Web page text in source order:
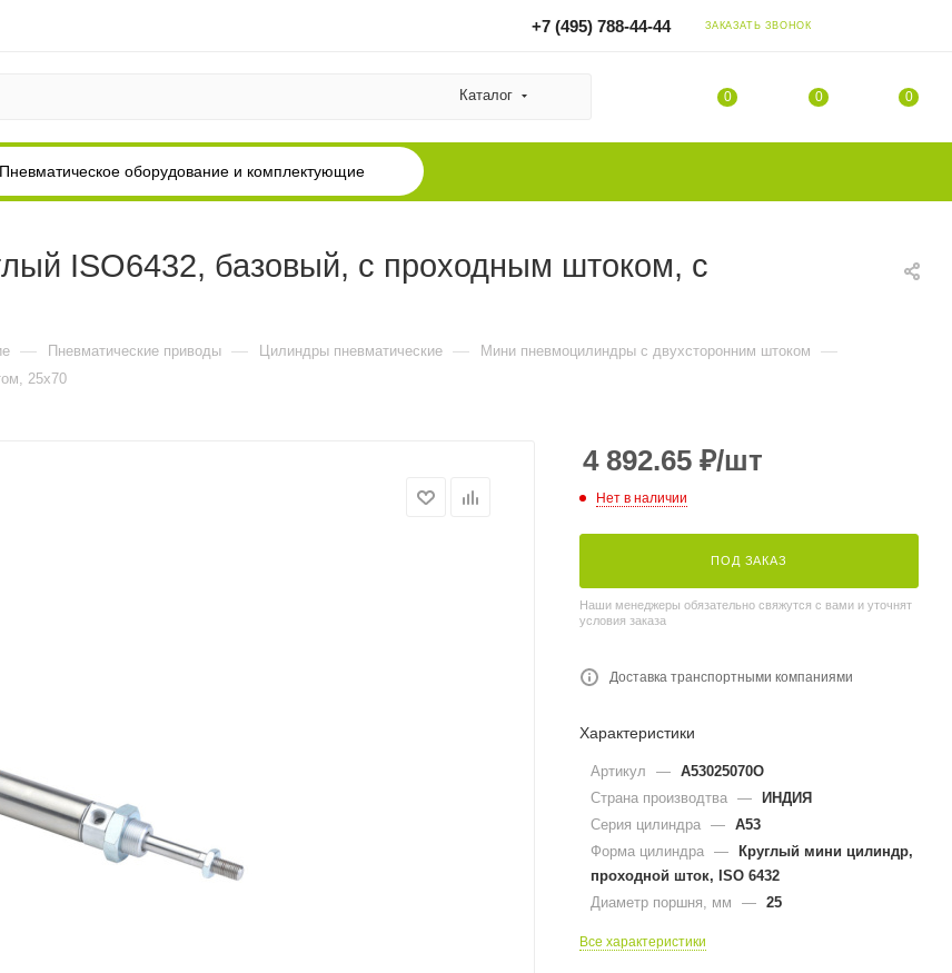
+7 (495) 788-44-44 ЗАКАЗАТЬ ЗВОНОК
Каталог 0 0 0
Пневматическое оборудование и комплектующие
ISO6432, базовый, с проходным штоком, с
— Пневматические приводы — Цилиндры пневматические — Мини пневмоцилиндры c двухсторонним штоком —
25x70
4 892.65 ₽/шт
Нет в наличии
ПОД ЗАКАЗ
Наши менеджеры обязательно свяжутся с вами и уточнят
условия заказа
Доставка транспортными компаниями
Характеристики
Артикул — A53025070O
Страна производтва — ИНДИЯ
Серия цилиндра — A53
Форма цилиндра — Круглый мини цилиндр,
проходной шток, ISO 6432
Диаметр поршня, мм
— 25
Все характеристики